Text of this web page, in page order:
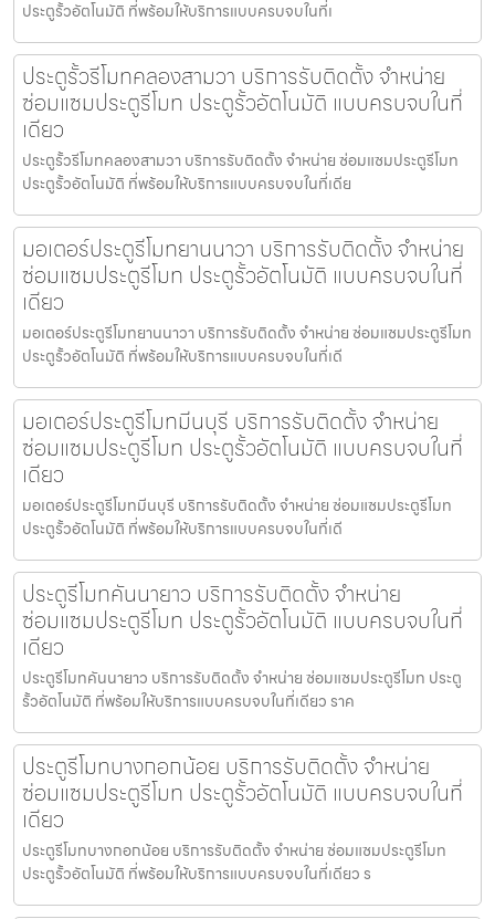
ประตูรั้วอัตโนมัติ ที่พร้อมให้บริการแบบครบจบในที่เ
ประตูรั้วรีโมทคลองสามวา บริการรับติดตั้ง จำหน่าย
ซ่อมแซมประตูรีโมท ประตูรั้วอัตโนมัติ แบบครบจบในที่
เดียว
ประตูรั้วรีโมทคลองสามวา บริการรับติดตั้ง จำหน่าย ซ่อมแซมประตูรีโมท
ประตูรั้วอัตโนมัติ ที่พร้อมให้บริการแบบครบจบในที่เดีย
มอเตอร์ประตูรีโมทยานนาวา บริการรับติดตั้ง จำหน่าย
ซ่อมแซมประตูรีโมท ประตูรั้วอัตโนมัติ แบบครบจบในที่
เดียว
มอเตอร์ประตูรีโมทยานนาวา บริการรับติดตั้ง จำหน่าย ซ่อมแซมประตูรีโมท
ประตูรั้วอัตโนมัติ ที่พร้อมให้บริการแบบครบจบในที่เดี
มอเตอร์ประตูรีโมทมีนบุรี บริการรับติดตั้ง จำหน่าย
ซ่อมแซมประตูรีโมท ประตูรั้วอัตโนมัติ แบบครบจบในที่
เดียว
มอเตอร์ประตูรีโมทมีนบุรี บริการรับติดตั้ง จำหน่าย ซ่อมแซมประตูรีโมท
ประตูรั้วอัตโนมัติ ที่พร้อมให้บริการแบบครบจบในที่เดี
ประตูรีโมทคันนายาว บริการรับติดตั้ง จำหน่าย
ซ่อมแซมประตูรีโมท ประตูรั้วอัตโนมัติ แบบครบจบในที่
เดียว
ประตูรีโมทคันนายาว บริการรับติดตั้ง จำหน่าย ซ่อมแซมประตูรีโมท ประตู
รั้วอัตโนมัติ ที่พร้อมให้บริการแบบครบจบในที่เดียว ราค
ประตูรีโมทบางกอกน้อย บริการรับติดตั้ง จำหน่าย
ซ่อมแซมประตูรีโมท ประตูรั้วอัตโนมัติ แบบครบจบในที่
เดียว
ประตูรีโมทบางกอกน้อย บริการรับติดตั้ง จำหน่าย ซ่อมแซมประตูรีโมท
ประตูรั้วอัตโนมัติ ที่พร้อมให้บริการแบบครบจบในที่เดียว ร